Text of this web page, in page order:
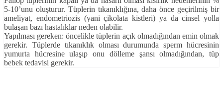
5-10’unu oluşturur. Tüplerin tıkanıklığına, daha önce geçirilmiş bir
ameliyat, endometriozis (yani çikolata kistleri) ya da cinsel yolla
bulaşan bazı hastalıklar neden olabilir.
Yapılması gereken: öncelikle tüplerin açık olmadığından emin olmak
gerekir. Tüplerde tıkanıklık olması durumunda sperm hücresinin
yumurta hücresine ulaşıp onu dölleme şansı olmadığından, tüp
bebek tedavisi gerekir.